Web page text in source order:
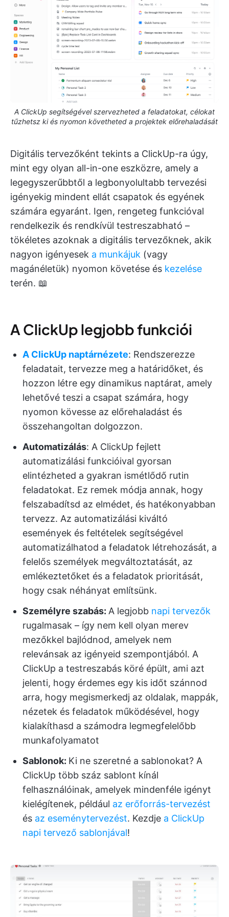
A ClickUp segítségével szervezheted a feladatokat, célokat
tűzhetsz ki és nyomon követheted a projektek előrehaladását
Digitális tervezőként tekints a ClickUp-ra úgy,
mint egy olyan all-in-one eszközre, amely a
legegyszerűbbtől a legbonyolultabb tervezési
igényekig mindent ellát csapatok és egyének
számára egyaránt. Igen, rengeteg funkcióval
rendelkezik és rendkívül testreszabható –
tökéletes azoknak a digitális tervezőknek, akik
nagyon igényesek a munkájuk (vagy
magánéletük) nyomon követése és kezelése
terén. 📖
A ClickUp legjobb funkciói
A ClickUp naptárnézete: Rendszerezze
feladatait, tervezze meg a határidőket, és
hozzon létre egy dinamikus naptárat, amely
lehetővé teszi a csapat számára, hogy
nyomon kövesse az előrehaladást és
összehangoltan dolgozzon.
Automatizálás: A ClickUp fejlett
automatizálási funkcióival gyorsan
elintézheted a gyakran ismétlődő rutin
feladatokat. Ez remek módja annak, hogy
felszabadítsd az elmédet, és hatékonyabban
tervezz. Az automatizálási kiváltó
események és feltételek segítségével
automatizálhatod a feladatok létrehozását, a
felelős személyek megváltoztatását, az
emlékeztetőket és a feladatok prioritását,
hogy csak néhányat említsünk.
Személyre szabás: A legjobb napi tervezők
rugalmasak – így nem kell olyan merev
mezőkkel bajlódnod, amelyek nem
relevánsak az igényeid szempontjából. A
ClickUp a testreszabás köré épült, ami azt
jelenti, hogy érdemes egy kis időt szánnod
arra, hogy megismerkedj az oldalak, mappák,
nézetek és feladatok működésével, hogy
kialakíthasd a számodra legmegfelelőbb
munkafolyamatot
Sablonok: Ki ne szeretné a sablonokat? A
ClickUp több száz sablont kínál
felhasználóinak, amelyek mindenféle igényt
kielégítenek, például az erőforrás-tervezést
és az eseménytervezést. Kezdje a ClickUp
napi tervező sablonjával!